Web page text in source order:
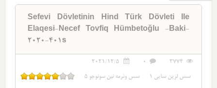
Sefevi Dövletinin Hind Türk Dövleti Ile
Elaqesi-Necef Tovfiq Hümbetoğlu -Baki-
2020-401s
3774
0
2021/12/5
سس لرین سایی 1 سس وئرمه نین سونوجو 5